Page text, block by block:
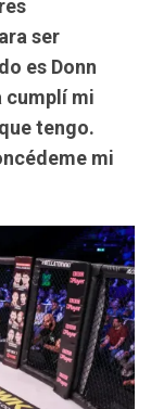
ser
es Donn
cumplí mi
tengo.
mi